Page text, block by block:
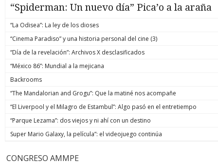
“Spiderman: Un nuevo día” Pica’o a la araña
“La Odisea”: La ley de los dioses
“Cinema Paradiso” y una historia personal del cine (3)
“Día de la revelación”: Archivos X desclasificados
“México 86”: Mundial a la mejicana
Backrooms
“The Mandalorian and Grogu”: Que la matiné nos acompañe
“El Liverpool y el Milagro de Estambul”: Algo pasó en el entretiempo
“Parque Lezama”: dos viejos y ni ahí con un destino
Super Mario Galaxy, la película”: el videojuego continúa
CONGRESO AMMPE